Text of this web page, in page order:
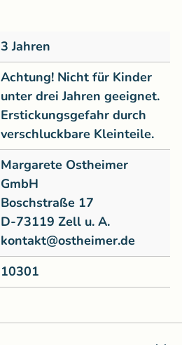
3 Jahren
Achtung! Nicht für Kinder
unter drei Jahren geeignet.
Erstickungsgefahr durch
verschluckbare Kleinteile.
Margarete Ostheimer
GmbH
Boschstraße 17
D-73119 Zell u. A.
kontakt@ostheimer.de
10301